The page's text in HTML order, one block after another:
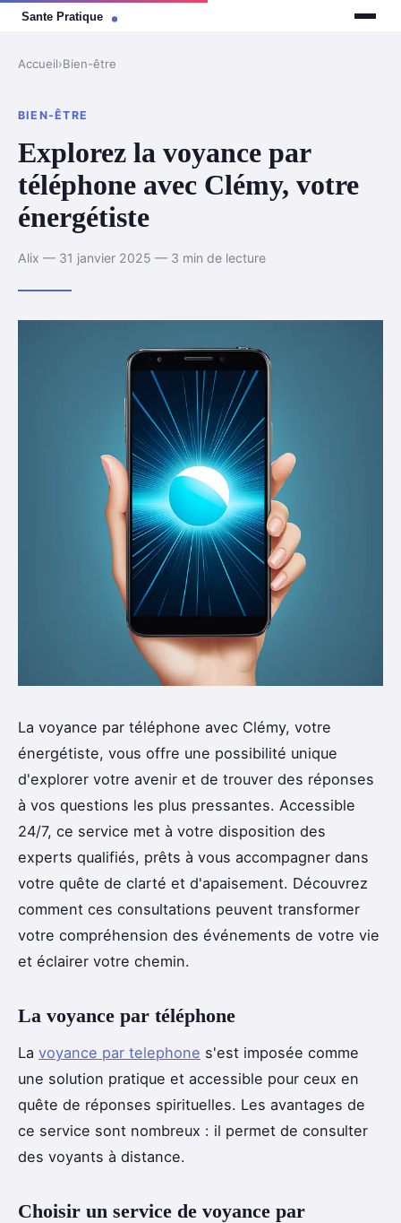
Accueil›Bien-être
BIEN-ÊTRE
Explorez la voyance par
téléphone avec Clémy, votre
énergétiste
Alix — 31 janvier 2025 — 3 min de lecture
La voyance par téléphone avec Clémy, votre
énergétiste, vous offre une possibilité unique
d'explorer votre avenir et de trouver des réponses
à vos questions les plus pressantes. Accessible
24/7, ce service met à votre disposition des
experts qualifiés, prêts à vous accompagner dans
votre quête de clarté et d'apaisement. Découvrez
comment ces consultations peuvent transformer
votre compréhension des événements de votre vie
et éclairer votre chemin.
La voyance par téléphone
La voyance par telephone s'est imposée comme
une solution pratique et accessible pour ceux en
quête de réponses spirituelles. Les avantages de
ce service sont nombreux : il permet de consulter
des voyants à distance.
Choisir un service de voyance par